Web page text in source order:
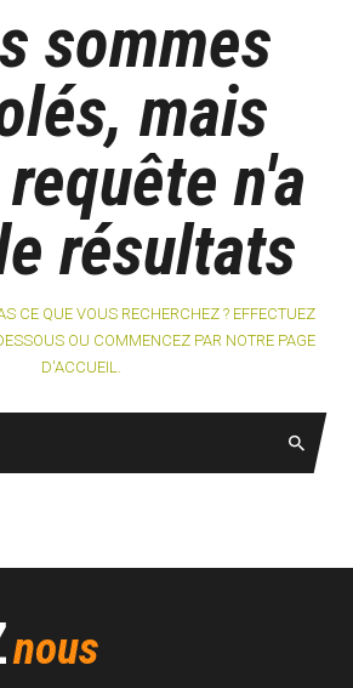
sommes
mais
n'a
résultats
CE QUE VOUS RECHERCHEZ ? EFFECTUEZ
OU COMMENCEZ PAR NOTRE PAGE
D'ACCUEIL
nous